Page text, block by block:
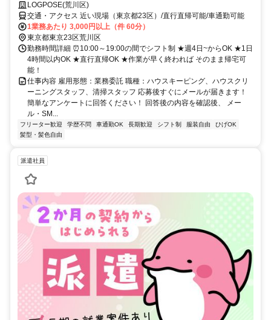
LOGPOSE(荒川区)
交通・アクセス 近い現場（東京都23区）/直行直帰可能/車通勤可能
1業務あたり 3,000円以上（件 60分）
東京都東京23区荒川区
勤務時間詳細 ⏰10:00～19:00の間でシフト制 ★週4日~からOK ★1日
4時間以内OK ★直行直帰OK ★作業が早く終われば そのまま帰宅可
能！
仕事内容 雇用形態：業務委託 職種：ハウスキーピング、ハウスクリ
ーニングスタッフ、清掃スタッフ 応募後すぐにメールが届きます！
簡単なアンケートに回答ください！ 回答後の内容を確認後、 メー
ル・SM...
フリーター歓迎 学歴不問 車通勤OK 長期歓迎 シフト制 服装自由
ひげOK
髪型・髪色自由
派遣社員